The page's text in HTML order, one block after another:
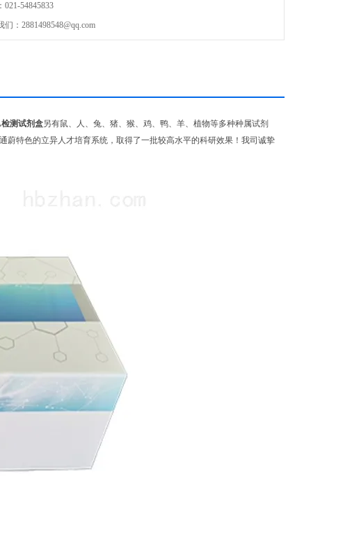
021-54845833
们：2881498548@qq.com
测试剂盒另有鼠、人、兔、猪、猴、鸡、鸭、羊、植物等多种种属试剂
蔚特色的立异人才培育系统，取得了一批较高水平的科研效果！我司诚挚